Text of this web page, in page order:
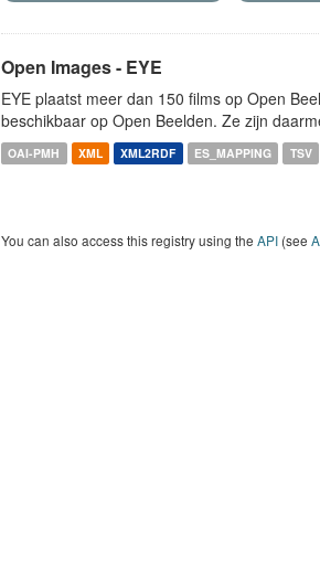
Open Images - EYE
EYE plaatst meer dan 150 films op Open
beschikbaar op Open Beelden. Ze zijn
OAI-PMH XML XML2RDF ES_MAPPING TSV
You can also access this registry using the API (see